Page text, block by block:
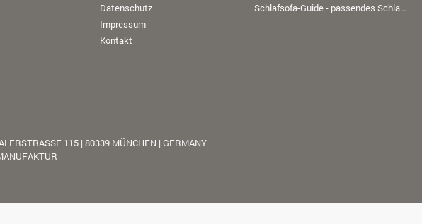
Datenschutz
Impressum
Kontakt
Schlafsofa-Guide - passendes Schlafsofa finden
115 | 80339 MÜNCHEN | GERMANY